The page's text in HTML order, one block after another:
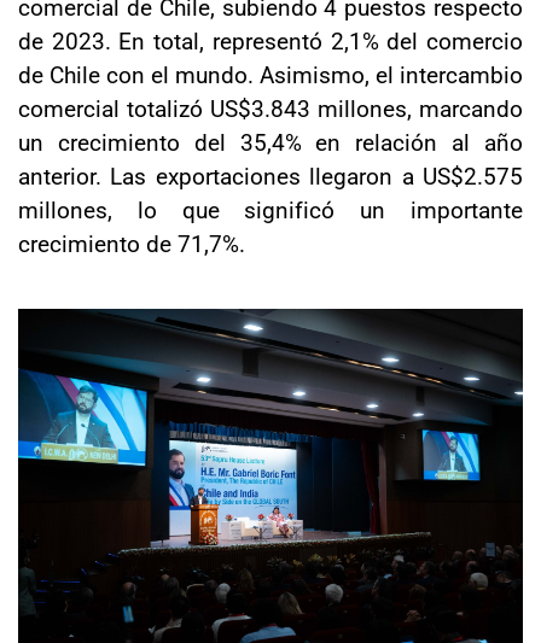
comercial de Chile, subiendo 4 puestos respecto
de 2023. En total, representó 2,1% del comercio
de Chile con el mundo. Asimismo, el intercambio
comercial totalizó US$3.843 millones, marcando
un crecimiento del 35,4% en relación al año
anterior. Las exportaciones llegaron a US$2.575
millones, lo que significó un importante
crecimiento de 71,7%.